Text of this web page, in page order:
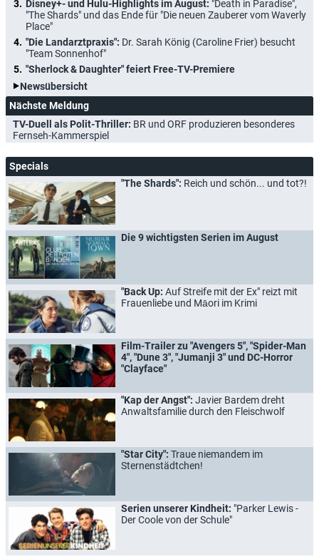
Disney+- und Hulu-Highlights im August: "Death in Paradise",
"The Shards" und das Ende für "Die neuen Zauberer vom Waverly
Place"
"Die Landarztpraxis": Dr. Sarah König (Caroline Frier) besucht
"Team Sonnenhof"
"Sherlock & Daughter" feiert Free-TV-Premiere
Newsübersicht
Nächste Meldung
TV-Duell als Polit-Thriller: BR und ORF produzieren besonderes
Fernseh-Kammerspiel
Specials
"The Shards": Reich und schön... und tot?!
Die 9 wichtigsten Serien im August
"Back Up: Auf Streife mit der Ex" reizt mit
Frauenliebe und Māori im Krimi
Film-Trailer zu "Avengers 5", "Spider-Man
4", "Dune 3", "Jumanji 3" und DC-Horror
"Clayface"
"Kap der Angst": Javier Bardem dreht
Anwaltsfamilie durch den Fleischwolf
"Star City": Traue niemandem im
Sternenstädtchen!
Serien unserer Kindheit: "Parker Lewis -
Der Coole von der Schule"